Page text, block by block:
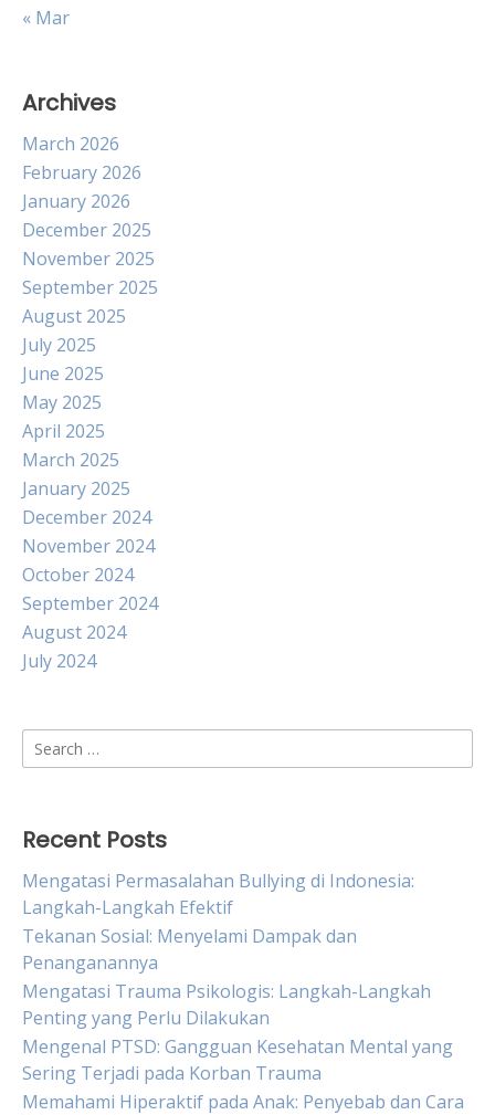
« Mar
Archives
March 2026
February 2026
January 2026
December 2025
November 2025
September 2025
August 2025
July 2025
June 2025
May 2025
April 2025
March 2025
January 2025
December 2024
November 2024
October 2024
September 2024
August 2024
July 2024
Search
for:
Recent Posts
Mengatasi Permasalahan Bullying di Indonesia:
Langkah-Langkah Efektif
Tekanan Sosial: Menyelami Dampak dan
Penanganannya
Mengatasi Trauma Psikologis: Langkah-Langkah
Penting yang Perlu Dilakukan
Mengenal PTSD: Gangguan Kesehatan Mental yang
Sering Terjadi pada Korban Trauma
Memahami Hiperaktif pada Anak: Penyebab dan Cara